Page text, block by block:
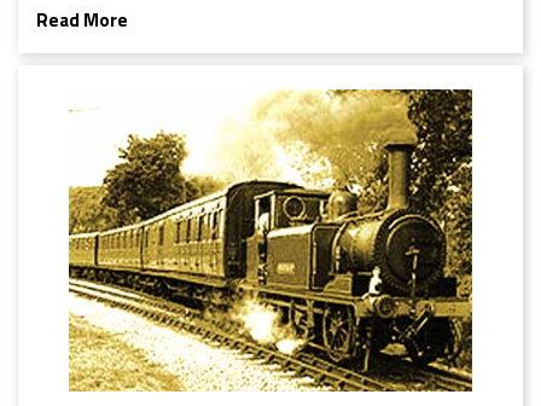
से चलने वाली देश की पहली स्वदेशी ट्रेन इस अत्याधुनिक प्रौद्योगिकी को
अपनाने की दिशा में एक महत्वपूर्ण कदम है। यह एक स्वचालित इंजन है जो
चलायमान रहते हुए हाइड्रोजन का उपयोग करके अपनी बिजली उत्पन्न करता
है। 17 जुलाई को उद्घाटन के साथ, हाइड्रोजन ईंधन सेल से चलने वाली
ट्रेन का परिचालन शुरू हो गया। यह उत्तर रेलवे के जींद-सोनीपत खंड पर
चलेगी।
Read More